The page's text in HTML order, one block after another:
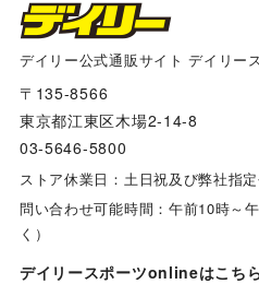
デイリー公式通販サイト デイリー
〒135-8566
東京都江東区木場2-14-8
03-5646-5800
ストア休業日：土日祝及び弊社指
問い合わせ可能時間：午前10時～
く）
デイリースポーツonlineはこち